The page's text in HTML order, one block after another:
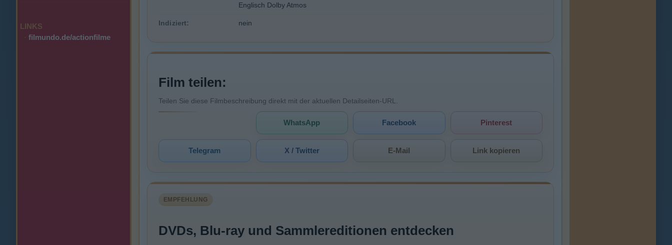
LINKS
· filmundo.de/actionfilme
Englisch Dolby Atmos
Indiziert: nein
Film teilen:
Teilen Sie diese Filmbeschreibung direkt mit der aktuellen Detailseiten-URL.
WhatsApp Facebook Pinterest
Telegram X / Twitter E-Mail Link kopieren
EMPFEHLUNG
DVDs, Blu-ray und Sammlereditionen entdecken